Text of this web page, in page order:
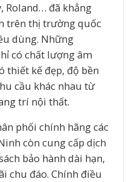
Roland… đã khẳng
trên thị trường quốc
dùng. Những
có chất lượng âm
thiết kế đẹp, độ bền
cầu khác nhau từ
trí nội thất.
phối chính hãng các
còn cung cấp dịch
bảo hành dài hạn,
chu đáo. Chính điều